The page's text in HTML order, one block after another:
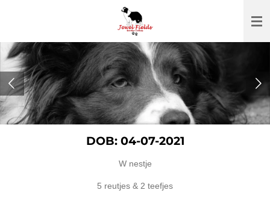
de
hoofdinhoud
DOB: 04-07-2021
W nestje
5 reutjes & 2 teefjes